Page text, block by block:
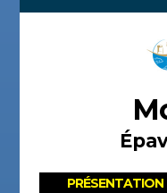
PRÉSENTATION